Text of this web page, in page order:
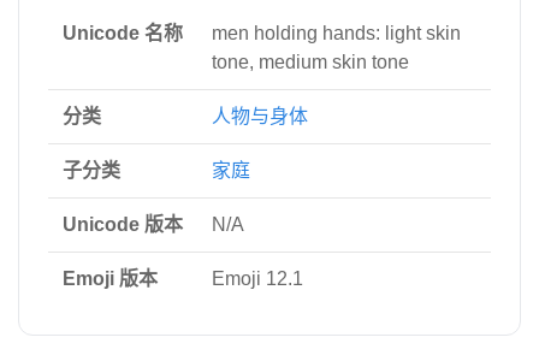
Unicode 名称
men holding hands: light skin
tone, medium skin tone
分类 人物与身体
子分类 家庭
Unicode 版本 N/A
Emoji 版本 Emoji 12.1